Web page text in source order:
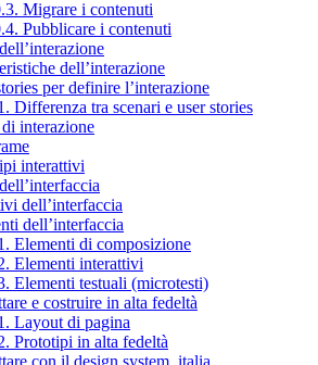
Migrare i contenuti
Pubblicare i contenuti
dell’interazione
per definire l’interazione
Differenza tra scenari e user stories
interazione
interattivi
dell’interfaccia
dell’interfaccia
Elementi di composizione
Elementi interattivi
Elementi testuali (microtesti)
e costruire in alta fedeltà
Layout di pagina
Prototipi in alta fedeltà
con il design system .italia